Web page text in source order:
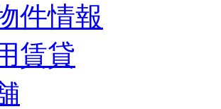
件情報
賃貸